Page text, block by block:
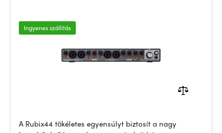
Ingyenes szállítás
A Rubix44 tökéletes egyensúlyt biztosít a nagy